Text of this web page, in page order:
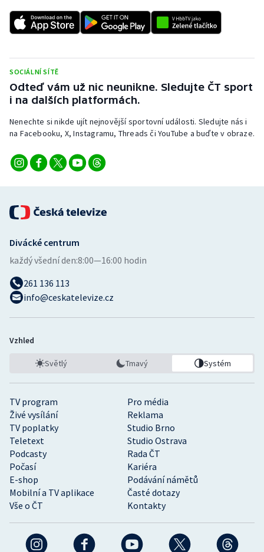
Stolní tenis
Triatlon
Veslování
Vodní slalom
Ostatní
SOCIÁLNÍ SÍTĚ
Odteď vám už nic neunikne. Sledujte ČT sport
i na dalších platformách.
Nenechte si nikde ujít nejnovější sportovní události. Sledujte nás i
na Facebooku, X, Instagramu, Threads či YouTube a buďte v obraze.
TV program
Pro média
Živé vysílání
Reklama
TV poplatky
Studio Brno
Teletext
Studio Ostrava
Podcasty
Rada ČT
Počasí
Kariéra
E-shop
Podávání námětů
Mobilní a TV aplikace
Časté dotazy
Vše o ČT
Kontakty
Divácké centrum
každý všední den:8:00—16:00 hodin
261 136 113
info@ceskatelevize.cz
Vzhled
Světlý Tmavý Systém